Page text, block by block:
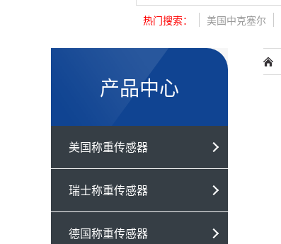
热门搜索： 美国中克塞尔
产品中心
美国称重传感器
瑞士称重传感器
德国称重传感器